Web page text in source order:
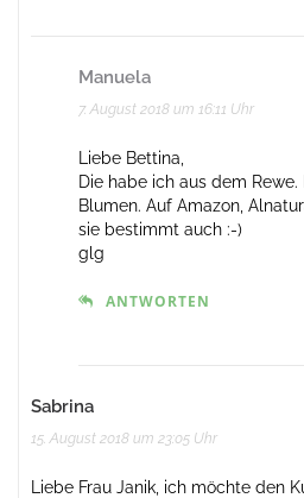
Manuela
7. August 2018 um 16:11 Uhr
Liebe Bettina,
Die habe ich aus dem
Blumen. Auf Amazon,
sie bestimmt auch :-)
glg
ANTWORTEN
Sabrina
15. August 2018 um 23:05 Uhr
Liebe Frau Janik, ich möchte den